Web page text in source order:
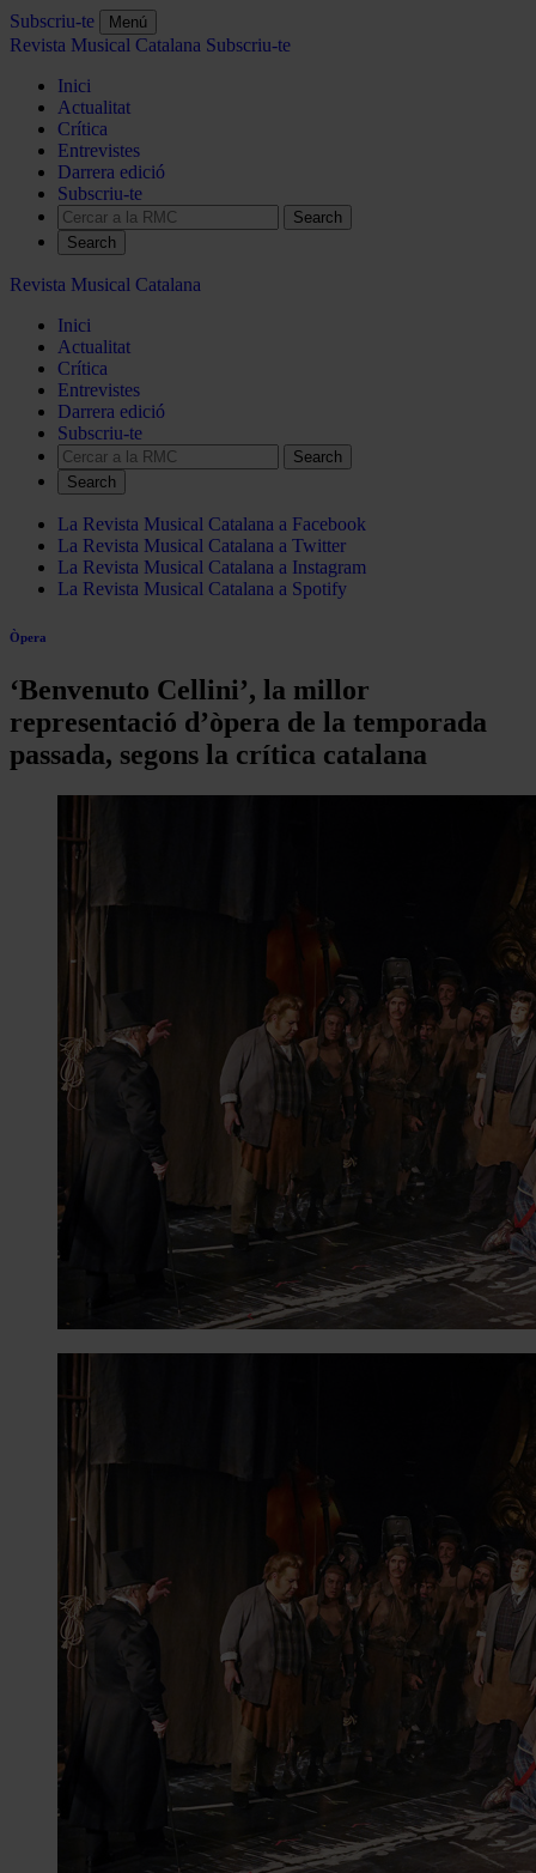
Subscriu-te Menú
Revista Musical Catalana Subscriu-te
Inici
Actualitat
Crítica
Entrevistes
Darrera edició
Subscriu-te
Search
Revista Musical Catalana
Inici
Actualitat
Crítica
Entrevistes
Darrera edició
Subscriu-te
Search
La Revista Musical Catalana a Facebook
La Revista Musical Catalana a Twitter
La Revista Musical Catalana a Instagram
La Revista Musical Catalana a Spotify
Òpera
‘Benvenuto Cellini’, la millor
representació d’òpera de la temporada
passada, segons la crítica catalana